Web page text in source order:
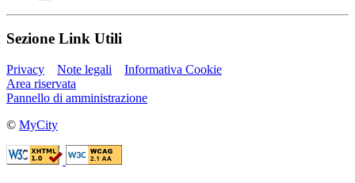
Sezione Link Utili
Privacy Note legali
Informativa Cookie
Area riservata
Pannello di amministrazione
© MyCity